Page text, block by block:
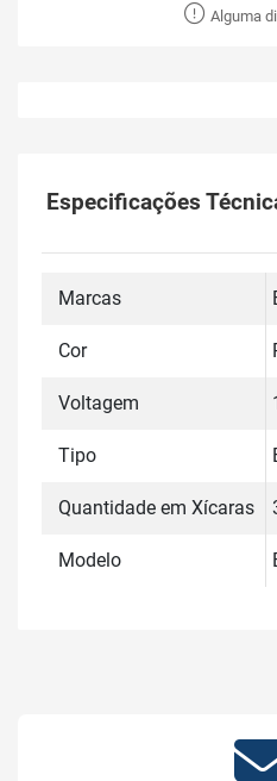
Alguma
Especificações
Marcas
Cor
Voltagem
Tipo
Quantidade em Xícaras
Modelo